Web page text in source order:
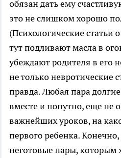
обязан дать ему
это не слишком хорошо
(Психологические статьи
тут подливают масла в
убеждают родителя в его
не только невротические
правда. Любая пара
вместе и попутно, еще не
важнейших уроков, на
первого ребенка.
неготовые пары, которым